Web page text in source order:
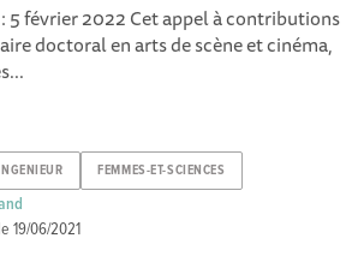
5 février 2022 Cet appel à contributions
doctoral en arts de scène et cinéma,
FEMMES-ET-SCIENCES
19/06/2021